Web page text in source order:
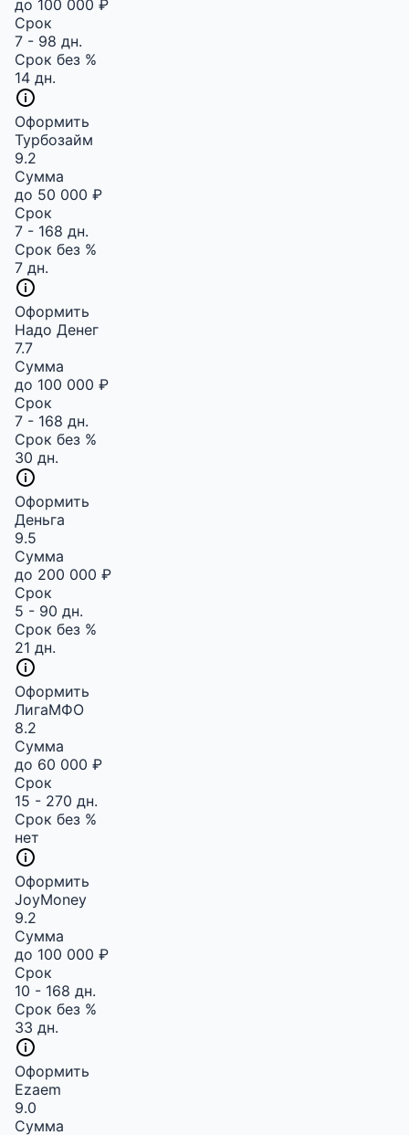
до 100 000 ₽
Срок
7 - 98 дн.
Срок без %
14 дн.
Оформить
Турбозайм
9.2
Сумма
до 50 000 ₽
Срок
7 - 168 дн.
Срок без %
7 дн.
Оформить
Надо Денег
7.7
Сумма
до 100 000 ₽
Срок
7 - 168 дн.
Срок без %
30 дн.
Оформить
Деньга
9.5
Сумма
до 200 000 ₽
Срок
5 - 90 дн.
Срок без %
21 дн.
Оформить
ЛигаМФО
8.2
Сумма
до 60 000 ₽
Срок
15 - 270 дн.
Срок без %
нет
Оформить
JoyMoney
9.2
Сумма
до 100 000 ₽
Срок
10 - 168 дн.
Срок без %
33 дн.
Оформить
Ezaem
9.0
Сумма